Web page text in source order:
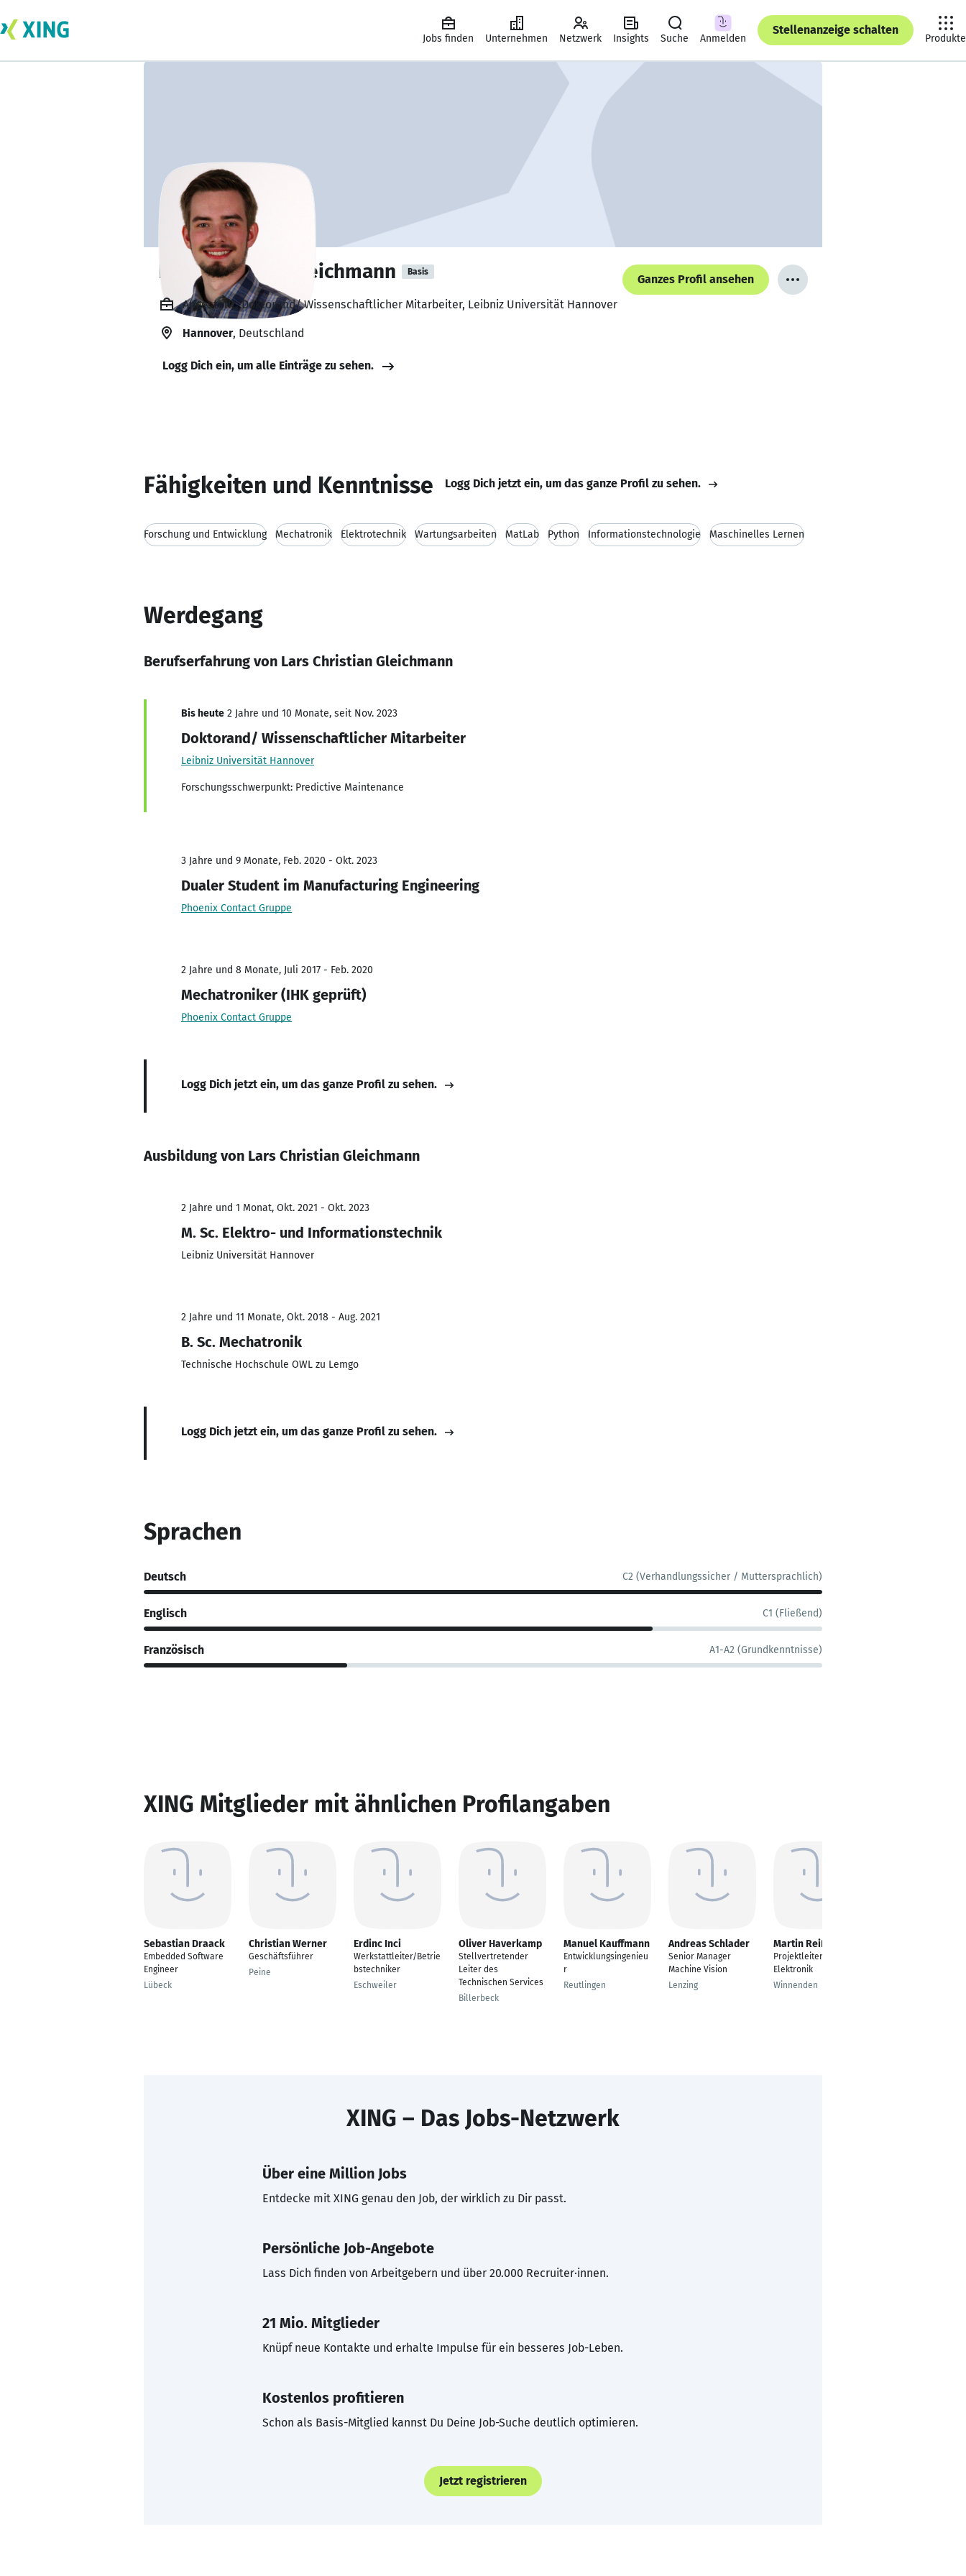
Jobs finden Unternehmen Netzwerk Insights Suche Anmelden
Stellenanzeige schalten
Produkte
Lars Christian Gleichmann Basis
Ganzes Profil ansehen
Angestellt, Doktorand/ Wissenschaftlicher Mitarbeiter, Leibniz Universität Hannover
Hannover, Deutschland
Logg Dich ein, um alle Einträge zu sehen.
Fähigkeiten und Kenntnisse Logg Dich jetzt ein, um das ganze Profil zu sehen.
Forschung und Entwicklung Mechatronik Elektrotechnik Wartungsarbeiten MatLab Python Informationstechnologie Maschinelles Lernen
Werdegang
Berufserfahrung von Lars Christian Gleichmann
Bis heute 2 Jahre und 10 Monate, seit Nov. 2023
Doktorand/ Wissenschaftlicher Mitarbeiter
Leibniz Universität Hannover
Forschungsschwerpunkt: Predictive Maintenance
3 Jahre und 9 Monate, Feb. 2020 - Okt. 2023
Dualer Student im Manufacturing Engineering
Phoenix Contact Gruppe
2 Jahre und 8 Monate, Juli 2017 - Feb. 2020
Mechatroniker (IHK geprüft)
Phoenix Contact Gruppe
Logg Dich jetzt ein, um das ganze Profil zu sehen.
Ausbildung von Lars Christian Gleichmann
2 Jahre und 1 Monat, Okt. 2021 - Okt. 2023
M. Sc. Elektro- und Informationstechnik
Leibniz Universität Hannover
2 Jahre und 11 Monate, Okt. 2018 - Aug. 2021
B. Sc. Mechatronik
Technische Hochschule OWL zu Lemgo
Logg Dich jetzt ein, um das ganze Profil zu sehen.
Sprachen
Deutsch C2 (Verhandlungssicher / Muttersprachlich)
Englisch C1 (Fließend)
Französisch A1-A2 (Grundkenntnisse)
XING Mitglieder mit ähnlichen Profilangaben
Sebastian Draack
Embedded Software
Engineer
Lübeck
Christian Werner
Geschäftsführer
Peine
Erdinc Inci
Werkstattleiter/Betrie
bstechniker
Eschweiler
Oliver Haverkamp
Stellvertretender
Leiter des
Technischen Services
Billerbeck
Manuel Kauffmann
Entwicklungsingenieu
r
Reutlingen
Andreas Schlader
Senior Manager
Machine Vision
Lenzing
Martin Reißig
Projektleiter
Elektronik
Winnenden
XING – Das Jobs-Netzwerk
Über eine Million Jobs
Entdecke mit XING genau den Job, der wirklich zu Dir passt.
Persönliche Job-Angebote
Lass Dich finden von Arbeitgebern und über 20.000 Recruiter·innen.
21 Mio. Mitglieder
Knüpf neue Kontakte und erhalte Impulse für ein besseres Job-Leben.
Kostenlos profitieren
Schon als Basis-Mitglied kannst Du Deine Job-Suche deutlich optimieren.
Jetzt registrieren